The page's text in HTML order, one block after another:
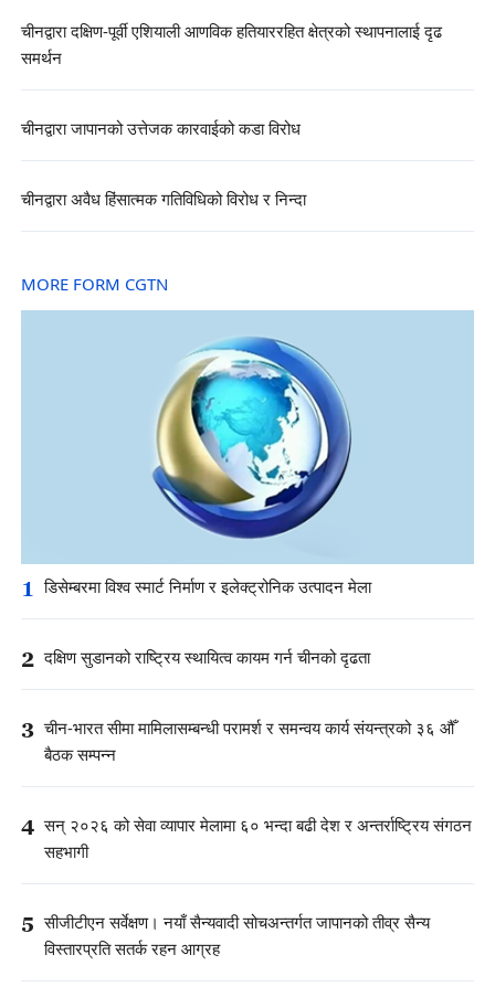
चीनद्वारा दक्षिण-पूर्वी एशियाली आणविक हतियाररहित क्षेत्रको स्थापनालाई दृढ
समर्थन
चीनद्वारा जापानको उत्तेजक कारवाईको कडा विरोध
चीनद्वारा अवैध हिंसात्मक गतिविधिको विरोध र निन्दा
MORE FORM CGTN
1 डिसेम्बरमा विश्व स्मार्ट निर्माण र इलेक्ट्रोनिक उत्पादन मेला
2 दक्षिण सुडानको राष्ट्रिय स्थायित्व कायम गर्न चीनको दृढता
3 चीन-भारत सीमा मामिलासम्बन्धी परामर्श र समन्वय कार्य संयन्त्रको ३६ औँ
बैठक सम्पन्न
4 सन् २०२६ को सेवा व्यापार मेलामा ६० भन्दा बढी देश र अन्तर्राष्ट्रिय संगठन
सहभागी
5 सीजीटीएन सर्वेक्षण। नयाँ सैन्यवादी सोचअन्तर्गत जापानको तीव्र सैन्य
विस्तारप्रति सतर्क रहन आग्रह